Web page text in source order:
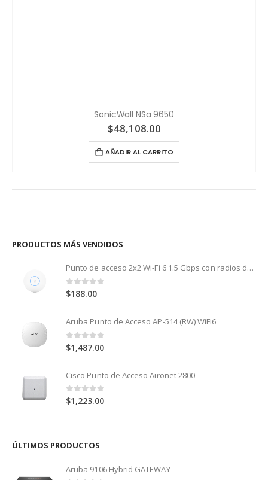
SonicWall NSa 9650
$48,108.00
AÑADIR AL CARRITO
PRODUCTOS MÁS VENDIDOS
Punto de acceso 2x2 Wi-Fi 6 1.5 Gbps con radios de 5 GHz (MU-MIMO y OFDMA) y 2.4 GHz (MIMO)
0out of 5
$188.00
Aruba Punto de Acceso AP-514 (RW) WiFi6
0 out of 5
$1,487.00
Cisco Punto de Acceso Aironet 2800
0out of 5
$1,223.00
ÚLTIMOS PRODUCTOS
Aruba 9106 Hybrid GATEWAY